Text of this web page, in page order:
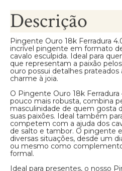
Descrição
Pingente Ouro 18k Ferradura
incrível pingente em formato
cavalo esculpida. Ideal para
que representam a paixão
ouro possui detalhes
charme à joia.
O Pingente Ouro 18k
pouco mais robusta, combina
masculinidade de quem gosta
suas paixões. Ideal também
competem com a ajuda dos
de salto e tambor. O pingente
diversas situações, desde um
ou mesmo como
formal.
Ideal para presentes, o nosso